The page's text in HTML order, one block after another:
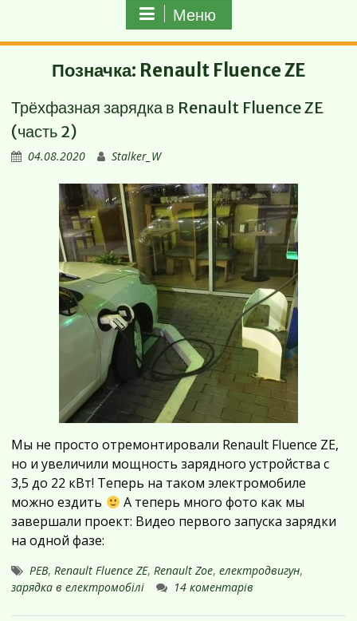
Меню
Позначка: Renault Fluence ZE
Трёхфазная зарядка в Renault Fluence ZE
(часть 2)
04.08.2020 Stalker_W
Мы не просто отремонтировали Renault Fluence ZE,
но и увеличили мощность зарядного устройства с
3,5 до 22 кВт! Теперь на таком электромобиле
можно ездить
А теперь много фото как мы
завершали проект: Видео первого запуска зарядки
на одной фазе:
PEB,Renault Fluence ZE,Renault Zoe,електродвигун,
зарядка в електромобілі
14 коментарів